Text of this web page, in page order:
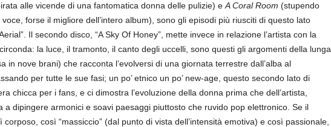
alle vicende di una fantomatica donna delle pulizie) e A Coral Room (stupendo
forse il migliore dell’intero album), sono gli episodi più riusciti di questo lato
Il secondo disco, “A Sky Of Honey”, mette invece in relazione l’artista con la
la luce, il tramonto, il canto degli uccelli, sono questi gli argomenti della lunga
in nove brani) che racconta l’evolversi di una giornata terrestre dall’alba al
per tutte le sue fasi; un po’ etnico un po’ new-age, questo secondo lato di
chicca per i fans, e ci dimostra l’evoluzione della donna prima che dell’artista,
a dipingere armonici e soavi paesaggi piuttosto che ruvido pop elettronico. Se il
corposo, così “massiccio” (dal punto di vista dell’intensità emotiva) e così passionale,